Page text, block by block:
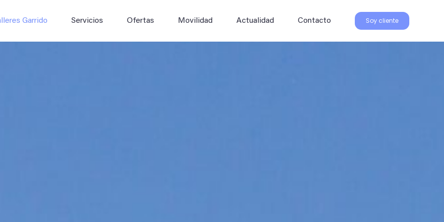
Garrido Servicios Ofertas Movilidad Actualidad Contacto Soy cliente